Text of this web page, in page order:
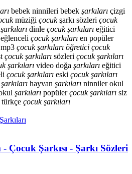
bebek ninnileri bebek şarkıları çizgi
müziği çocukşarkı sözleri çocuk
şarkıları dinle çocuk şarkıları eğitici
eğlenceli çocuk şarkıları en popüler
mp3 çocuk şarkıları öğretici çocuk
çocuk şarkıları sözleri çocuk şarkıları
şarkıları video doğa şarkıları eğitici
çocuk şarkıları eski çocuk şarkıları
şarkıları hayvan şarkıları ninnilerokul
şarkıları popülerçocuk şarkıları siz
türkçe çocuk şarkıları
- Çocuk Şarkısı - Şarkı Sözleri